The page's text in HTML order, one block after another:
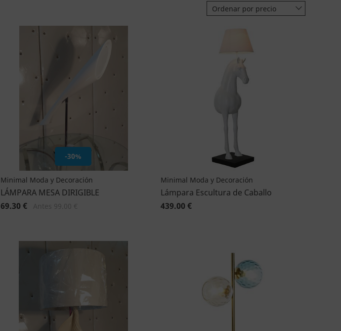
Ordenar por precio
-30%
Minimal Moda y Decoración
LÁMPARA MESA DIRIGIBLE
69.30 €
Minimal Moda y Decoración
Lámpara Escultura de Caballo
439.00 €